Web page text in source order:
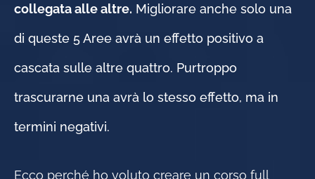
collegata alle altre. Migliorare anche solo una
di queste 5 Aree avrà un effetto positivo a
cascata sulle altre quattro. Purtroppo
trascurarne una avrà lo stesso effetto, ma in
termini negativi.
Ecco perché ho voluto creare un corso full